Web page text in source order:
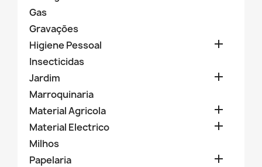
Gas
Gravações
Higiene Pessoal

Insecticidas
Jardim

Marroquinaria
Material Agricola

Material Electrico 
Milhos
Papelaria
